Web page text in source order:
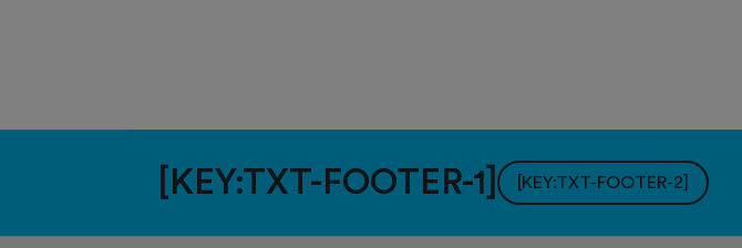
[KEY:TXT-FOOTER-1] [KEY:TXT-FOOTER-2]